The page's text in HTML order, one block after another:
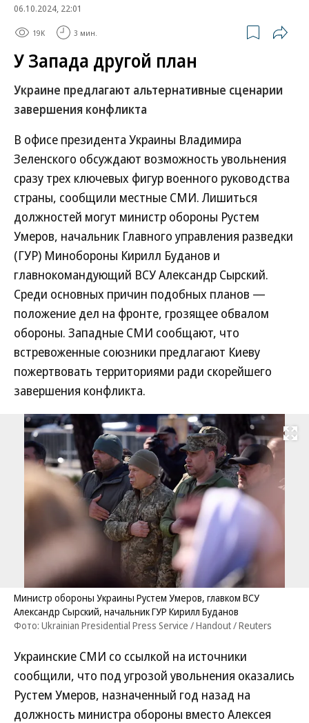
06.10.2024, 22:01
19K 3 мин.
У Запада другой план
Украине предлагают альтернативные сценарии
завершения конфликта
В офисе президента Украины Владимира
Зеленского обсуждают возможность увольнения
сразу трех ключевых фигур военного руководства
страны, сообщили местные СМИ. Лишиться
должностей могут министр обороны Рустем
Умеров, начальник Главного управления разведки
(ГУР) Минобороны Кирилл Буданов и
главнокомандующий ВСУ Александр Сырский.
Среди основных причин подобных планов —
положение дел на фронте, грозящее обвалом
обороны. Западные СМИ сообщают, что
встревоженные союзники предлагают Киеву
пожертвовать территориями ради скорейшего
завершения конфликта.
Развернуть
Министр обороны Украины Рустем Умеров, главком ВСУ
Александр Сырский, начальник ГУР Кирилл Буданов
Фото: Ukrainian Presidential Press Service / Handout / Reuters
Украинские СМИ со ссылкой на источники
сообщили, что под угрозой увольнения оказались
Рустем Умеров, назначенный год назад на
должность министра обороны вместо Алексея